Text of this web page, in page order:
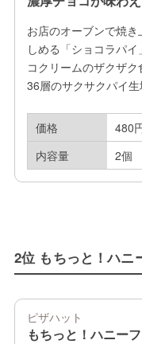
お店のオーブンで焼
しめる「ショコラパ
コクリームのザクザク
36層のサクサクパイ
価格
480
内容量
2個
2位 もちっと！ハニ
ピザハット
もちっと！ハニー